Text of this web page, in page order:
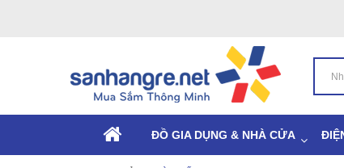
ĐỒ GIA DỤNG & NHÀ CỬA